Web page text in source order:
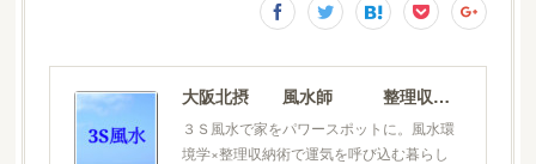
大阪北摂 風水師 整理収納士 松元広美
３Ｓ風水で家をパワースポットに。風水環
境学×整理収納術で運気を呼び込む暮らし